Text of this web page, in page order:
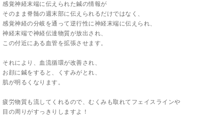
感覚神経末端に伝えられた鍼の情報が
そのまま脊髄の週末部に伝えられるだけではなく、
感覚神経の分岐を通って逆行性に神経末端に伝えられ、
神経末端で神経伝達物質が放出され、
この付近にある血管を拡張させます。
それにより、血流循環が改善され、
お顔に鍼をすると、くすみがとれ、
肌が明るくなります。
疲労物質も流してくれるので、むくみも取れてフェイスラインや
目の周りがすっきりしますよ！